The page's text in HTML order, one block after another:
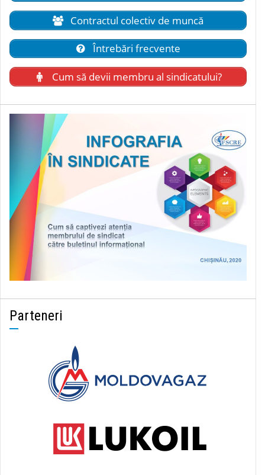
Contractul colectiv de muncă
Întrebări frecvente
Cum să devii membru al sindicatului?
Parteneri